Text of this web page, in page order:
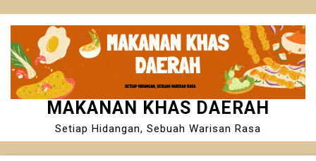
Skip
content
MAKANAN KHAS DAERAH
Setiap Hidangan, Sebuah Warisan Rasa